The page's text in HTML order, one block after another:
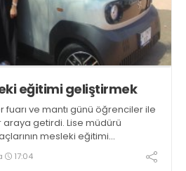
eğitimi geliştirmek
fuarı ve mantı günü öğrenciler ile
getirdi. Lise müdürü
mesleki eğitimi
Günün gözdesi, iki ay önce
oldu
17:04